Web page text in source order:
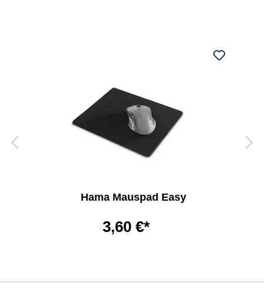
Hama Mauspad Easy
3,60 €*